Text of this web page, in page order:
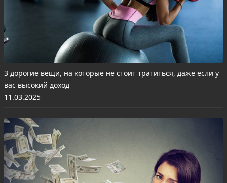
3 дорогие вещи, на которые не стоит тратиться, даже если у
вас высокий доход
11.03.2025